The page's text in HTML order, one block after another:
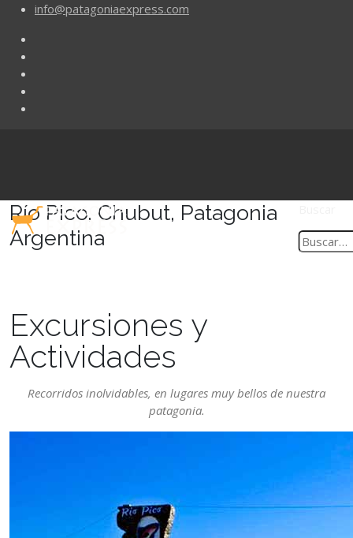
info@patagoniaexpress.com
Río Pico, Chubut, Patagonia
Argentina
Excursiones y
Actividades
Recorridos inolvidables, en lugares muy bellos de nuestra
patagonia.